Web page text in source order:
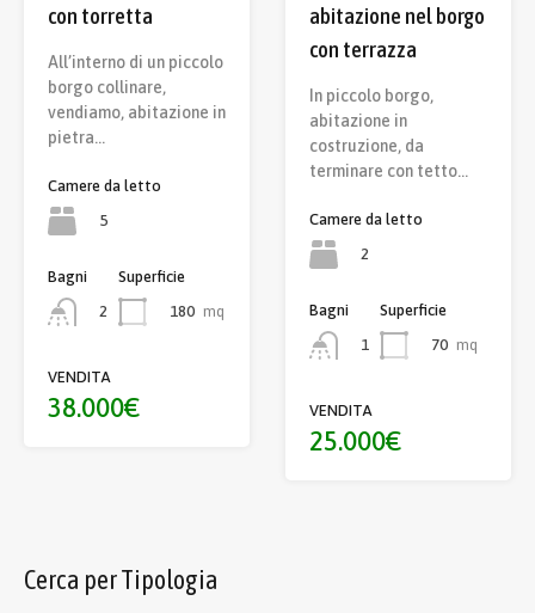
con torretta
All’interno di un piccolo
borgo collinare,
vendiamo, abitazione in
pietra…
Camere da letto
5
Bagni
2
Superficie
180 mq
VENDITA
38.000€
abitazione nel borgo
con terrazza
In piccolo borgo,
abitazione in
costruzione, da
terminare con tetto…
Camere da letto
2
Bagni
1
Superficie
70 mq
VENDITA
25.000€
Cerca per Tipologia